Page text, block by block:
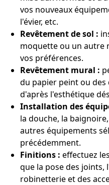
vos nouveaux
l'évier, etc.
Revêtement de sol :
moquette ou un autre
vos préférences.
Revêtement mural :
du papier peint ou des
d'après l'esthétique
Installation des
la douche, la
autres équipements
précédemment.
Finitions : effectuez
que la pose des joints,
robinetterie et des